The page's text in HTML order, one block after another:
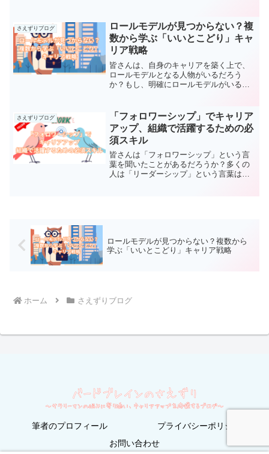
な退職を選択すること自体は、否定され
るべきものではないと考えて...
さえずりブログ
ロールモデルが見つからない？複
数から学ぶ「いいとこどり」キャ
リア戦略
皆さんは、自身のキャリアを築く上で、
ロールモデルとなる人物がいるだろう
か？もし、明確にロールモデルがいると
いるか、自身のキャリアプランをしっか
りと描けている証拠だろう。...
さえずりブログ
「フォロワーシップ」でキャリア
アップ、組織で活躍するための必
須スキル
皆さんは「フォロワーシップ」という言
葉を聞いたことがあるだろうか？多くの
人は「リーダーシップ」という言葉は知
ロールモデルが見つからない？複数から
学ぶ「いいとこどり」キャリア戦略
ホーム さえずりブログ
筆者のプロフィール
プライバシーポリシー
お問い合わせ